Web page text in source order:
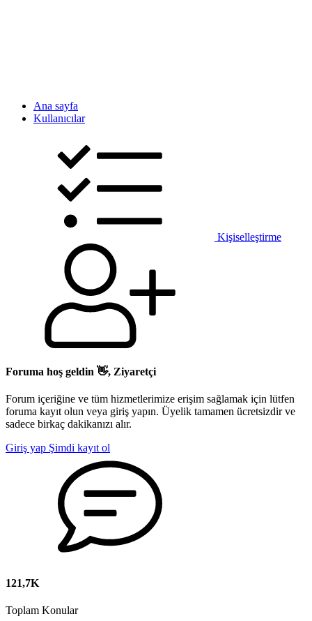
Ana sayfa
Kullanıcılar
Kişiselleştirme
Foruma hoş geldin 👋, Ziyaretçi
Forum içeriğine ve tüm hizmetlerimize erişim sağlamak için lütfen
foruma kayıt olun veya giriş yapın. Üyelik tamamen ücretsizdir ve
sadece birkaç dakikanızı alır.
Giriş yap Şimdi kayıt ol
121,7K
Toplam Konular